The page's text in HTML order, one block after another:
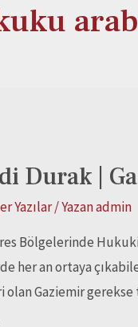
Durak |
Yazılar/ Yazanadmin
Bölgelerinde
her an ortaya
Gaziemir